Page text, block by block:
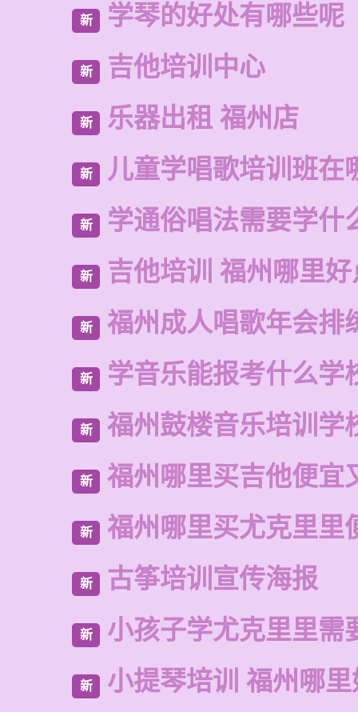
新 学琴的好处有哪些呢
新 吉他培训中心
新 乐器出租 福州店
新 儿童学唱歌培训班在
新 学通俗唱法需要学什
新 吉他培训 福州哪里好
新 福州成人唱歌年会排
新 学音乐能报考什么学
新 福州鼓楼音乐培训学
新 福州哪里买吉他便宜
新 福州哪里买尤克里里
新 古筝培训宣传海报
新 小孩子学尤克里里需
新 小提琴培训 福州哪